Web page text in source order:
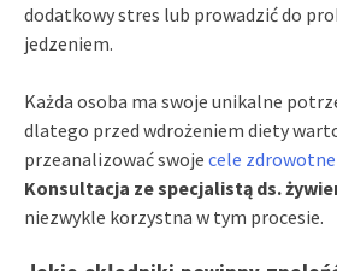
dodatkowy stres lub prowadzić do
jedzeniem.
Każda osoba ma swoje unikalne
dlatego przed wdrożeniem diety
przeanalizować swoje cele zdrowotne
Konsultacja ze specjalistą ds.
niezwykle korzystna w tym procesie.